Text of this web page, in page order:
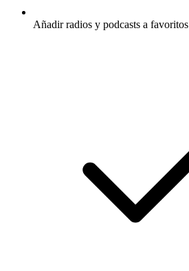
Añadir radios y podcasts a favoritos